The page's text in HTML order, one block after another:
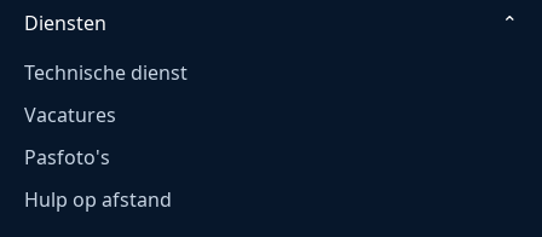
Diensten
⌄
Technische dienst
Vacatures
Pasfoto's
Hulp op afstand